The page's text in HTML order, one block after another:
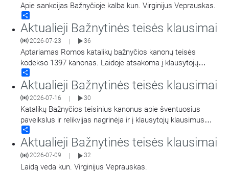
Apie sankcijas Bažnyčioje kalba kun. Virginijus Veprauskas.
Aktualieji Bažnytinės teisės klausimai
2026-07-23 | 36
Aptariamas Romos katalikų bažnyčios kanonų teisės
kodekso 1397 kanonas. Laidoje atsakoma į klausytojų
klausimus bei kalbama apie nusikaltimus prieš žmogaus
gyvybę ir laisvę. Laidą veda kun. Virginijus Veprauskas.
Aktualieji Bažnytinės teisės klausimai
2026-07-16 | 30
Katalikų Bažnyčios teisinius kanonus apie šventuosius
paveikslus ir relikvijas nagrinėja ir į klausytojų klausimus
atsako kunigas Virginijus Veprauskas.
Aktualieji Bažnytinės teisės klausimai
2026-07-09 32
Laidą veda kun. Virginijus Veprauskas.